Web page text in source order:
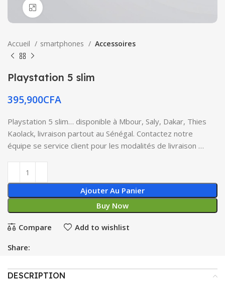
Accueil smartphones Accessoires
Playstation 5 slim
395,900CFA
Playstation 5 slim… disponible à Mbour, Saly, Dakar, Thies
Kaolack, livraison partout au Sénégal. Contactez notre
équipe se service client pour les modalités de livraison …
Ajouter Au Panier
Buy Now
Compare Add to wishlist
Share:
DESCRIPTION